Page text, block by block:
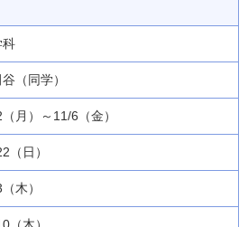
科
（同学）
月）～11/6（金）
（日）
木）